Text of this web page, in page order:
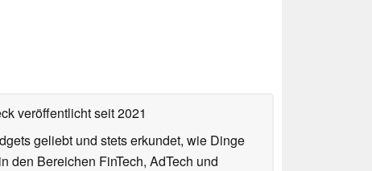
veröffentlichtseit 2021
geliebt und stets erkundet, wie Dinge
den Bereichen FinTech, AdTech und